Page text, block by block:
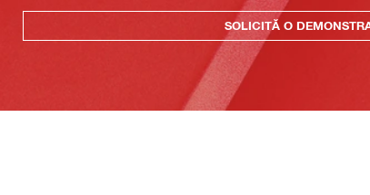
SOLICITĂ O